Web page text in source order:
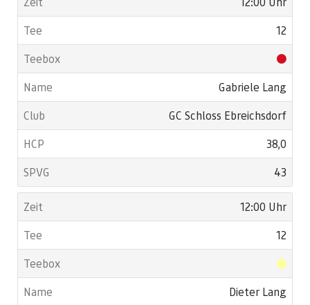
12
Gabriele Lang
GC Schloss Ebreichsdorf
38,0
43
12:00 Uhr
12
Dieter Lang